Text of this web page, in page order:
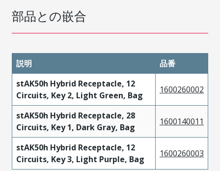
部品との嵌合
説明
品番
stAK50h Hybrid Receptacle, 12
Circuits, Key 2, Light Green, Bag
1600260002
stAK50h Hybrid Receptacle, 28
Circuits, Key 1, Dark Gray, Bag
1600140011
stAK50h Hybrid Receptacle, 12
Circuits, Key 3, Light Purple, Bag
1600260003